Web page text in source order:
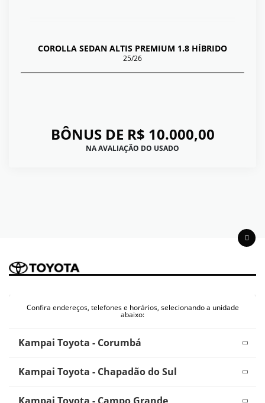
COROLLA SEDAN ALTIS PREMIUM 1.8 HÍBRIDO
25/26
BÔNUS DE R$ 10.000,00
NA AVALIAÇÃO DO USADO
Confira endereços, telefones e horários, selecionando a unidade
abaixo:
Kampai Toyota - Corumbá
Kampai Toyota - Chapadão do Sul